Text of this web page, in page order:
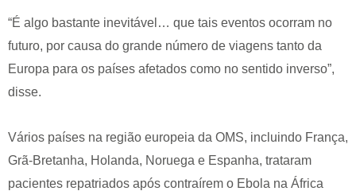
“É algo bastante inevitável… que tais eventos ocorram no
futuro, por causa do grande número de viagens tanto da
Europa para os países afetados como no sentido inverso”,
disse.
Vários países na região europeia da OMS, incluindo França,
Grã-Bretanha, Holanda, Noruega e Espanha, trataram
pacientes repatriados após contraírem o Ebola na África